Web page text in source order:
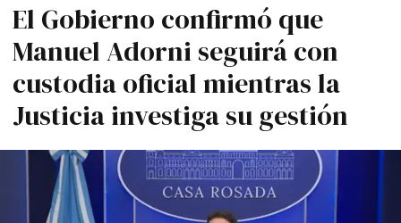
El Gobierno confirmó que
Manuel Adorni seguirá con
custodia oficial mientras la
Justicia investiga su gestión